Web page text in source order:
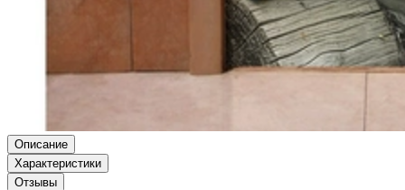
Описание
Характеристики
Отзывы